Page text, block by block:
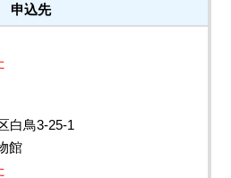
申込先
白鳥3-25-1
館